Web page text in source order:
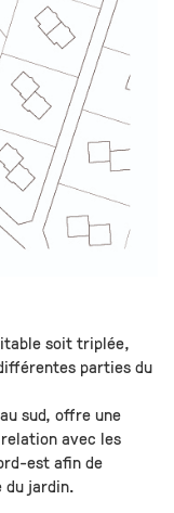
soit triplée,
parties du
sud, offre une
avec les
est afin de
du jardin.